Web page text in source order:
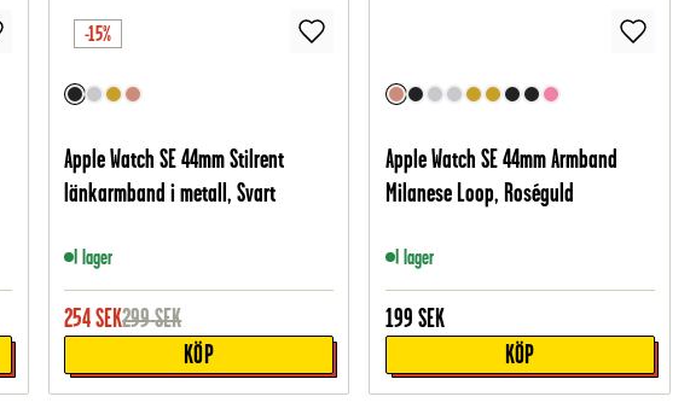
-15%
Apple Watch SE 44mm Stilrent
länkarmband i metall, Svart
I lager
254SEK299SEK
KÖP
Apple Watch SE 44mm Armband
Milanese Loop, Roséguld
I lager
199 SEK
KÖP